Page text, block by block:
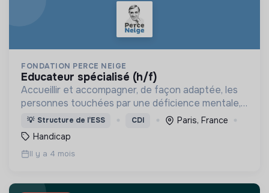
FONDATION PERCE NEIGE
educateur spécialisé (h/f)
Accueillir et accompagner, de façon adaptée, les
personnes touchées par une déficience mentale,
un handicap physique ou psychique
💡 Structure de l’ESS CDI
Paris, France
Handicap
Il y a 4 mois